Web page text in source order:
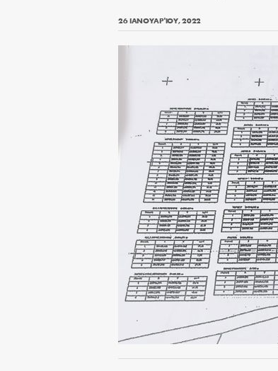
26 ΙΑΝΟΥΑΡΊΟΥ, 2022